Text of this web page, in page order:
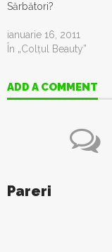
Sărbători?
ianuarie 16, 2011
În „Colţul Beauty”
ADD A COMMENT
Pareri